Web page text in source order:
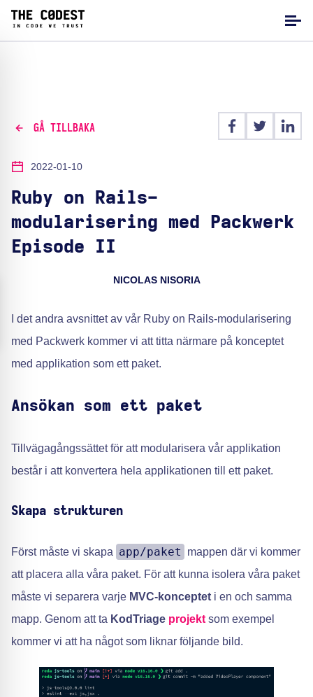
GÅ TILLBAKA
2022-01-10
Ruby on Rails-
modularisering med Packwerk
Episode II
NICOLAS NISORIA
I det andra avsnittet av vår Ruby on Rails-modularisering
med Packwerk kommer vi att titta närmare på konceptet
med applikation som ett paket.
Ansökan som ett paket
Tillvägagångssättet för att modularisera vår applikation
består i att konvertera hela applikationen till ett paket.
Skapa strukturen
Först måste vi skapa app/paket
mappen där vi kommer
att placera alla våra paket. För att kunna isolera våra paket
måste vi separera varje MVC-konceptet i en och samma
mapp. Genom att ta KodTriage projekt som exempel
kommer vi att ha något som liknar följande bild.